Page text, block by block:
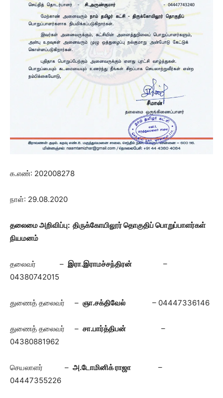
க.எண்: 202008278
நாள்: 29.08.2020
தலைமை அறிவிப்பு: திருக்கோயிலூர் தொகுதிப் பொறுப்பாளர்கள்
நியமனம்
தலைவர் – இரா.இராமச்சந்திரன்
–
04380742015
துணைத் தலைவர் – ஞா.சக்திவேல் – 04447336146
துணைத் தலைவர் – சா.பார்த்திபன்
–
04380881962
செயலாளர் – அ.டோமினிக் ராஜா
–
04447355226